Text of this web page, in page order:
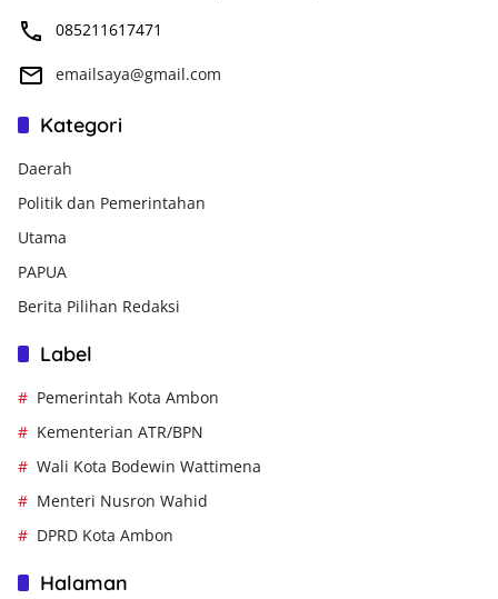
085211617471
emailsaya@gmail.com
Kategori
Daerah
Politik dan Pemerintahan
Utama
PAPUA
Berita Pilihan Redaksi
Label
Pemerintah Kota Ambon
Kementerian ATR/BPN
Wali Kota Bodewin Wattimena
Menteri Nusron Wahid
DPRD Kota Ambon
Halaman